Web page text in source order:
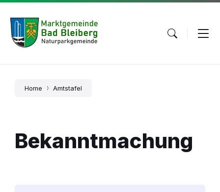
Skip
content
Skip
main
navigation
Skip
footer
Home Amtstafel
Bekanntmachung